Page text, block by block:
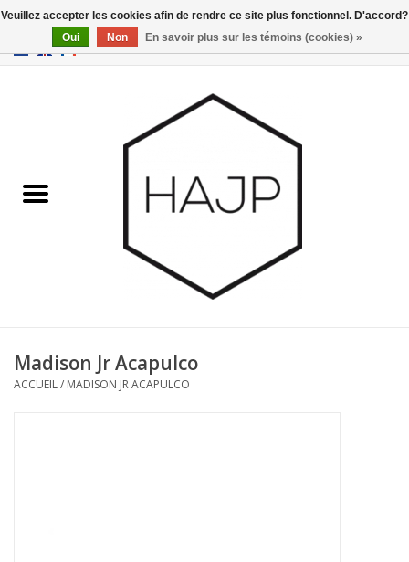
EUR/GBP 0 Articles - €0,00
Gadgets
Madison Jr Acapulco
ACCUEIL/ MADISON JR ACAPULCO
Veuillez accepter les cookies afin de rendre ce site plus fonctionnel. D'accord?
Oui
Non En savoir plus sur les témoins (cookies) »